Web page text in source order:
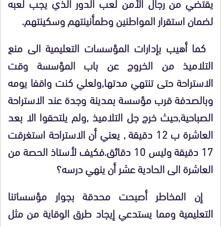
لضمان استقرار المواطنين وطمأنينتهم وسكينتهم.
كما أهيب بإدارات المؤسسات التعليمية الى منع
التلاميذ من الخروج عن باب المؤسسة وقت
الاستراحة حتى تنتهي مدتها,ولعلي كنت واقفا يومه
وبالصدفة قرب مؤسسة بمدينة وجدة عند الاستراحة
الصباحية,حيث خرج جل التلاميذ ,ولم يلتحقوا الا بعد
العاشرة ب 12 دقيقة , يعني أن الاستراحة استغرقت
17 دقيقة وليس 10 دقائق.فكيف لأستاذ الحصة من
العاشرة الى الحادية عشر أن ينهي درسه؟
إن المخاطر أصبحت محدقة بجوار مؤسساتنا
التعليمية ومما يستدعي إيجاد طرق الوقاية من مثل